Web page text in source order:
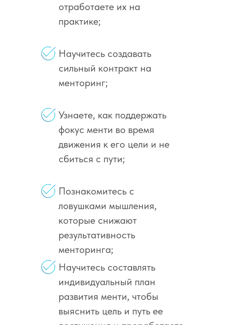
отработаете их на
практике;
Научитесь создавать
сильный контракт на
менторинг;
Узнаете, как поддержать
фокус менти во время
движения к его цели и не
сбиться с пути;
Познакомитесь с
ловушками мышления,
которые снижают
результативность
менторинга;
Научитесь составлять
индивидуальный план
развития менти, чтобы
выяснить цель и путь ее